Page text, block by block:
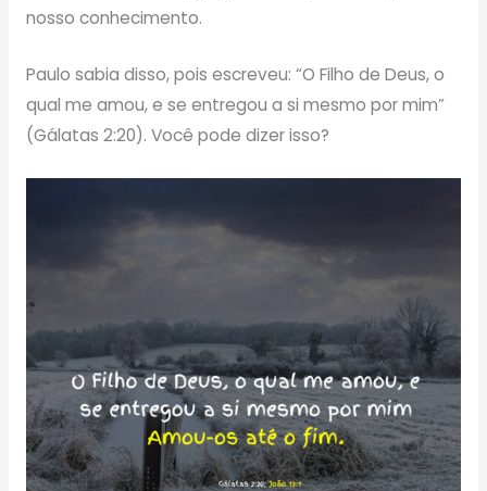
nosso conhecimento.
Paulo sabia disso, pois escreveu: “O Filho de Deus, o
qual me amou, e se entregou a si mesmo por mim”
(Gálatas 2:20). Você pode dizer isso?